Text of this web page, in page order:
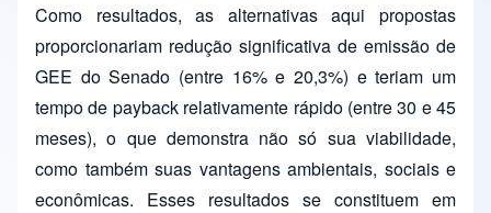
Como resultados, as alternativas aqui propostas
proporcionariam redução significativa de emissão de
GEE do Senado (entre 16% e 20,3%) e teriam um
tempo de payback relativamente rápido (entre 30 e 45
meses), o que demonstra não só sua viabilidade,
como também suas vantagens ambientais, sociais e
econômicas. Esses resultados se constituem em